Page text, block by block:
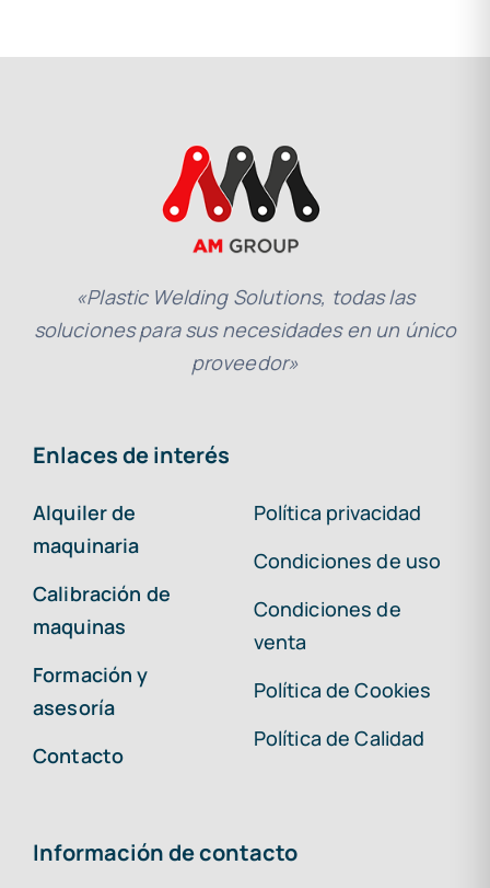
«Plastic Welding Solutions, todas las
soluciones para sus necesidades en un único
proveedor»
Enlaces de interés
Alquiler de
maquinaria
Calibración de
maquinas
Formación y
asesoría
Contacto
Política privacidad
Condiciones de uso
Condiciones de
venta
Política de Cookies
Política de Calidad
Información de contacto